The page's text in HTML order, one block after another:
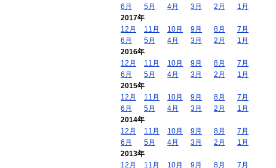
6月
5月 4月 3月 2月
1月
2017年
12月
11月 10月 9月 8月
7月
6月
5月 4月 3月 2月
1月
2016年
12月
11月 10月 9月 8月
7月
6月
5月 4月 3月 2月
1月
2015年
12月
11月 10月 9月 8月
7月
6月
5月 4月 3月 2月
1月
2014年
12月
11月 10月 9月 8月
7月
6月
5月 4月 3月 2月
1月
2013年
12月
11月 10月 9月 8月 7月